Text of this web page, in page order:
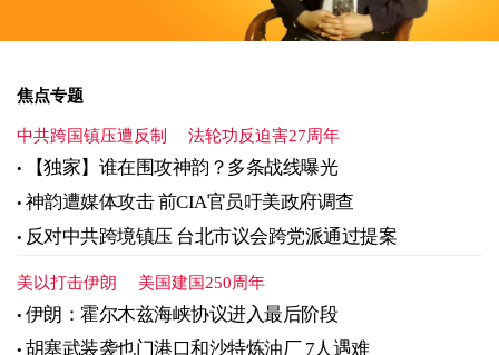
焦点专题
中共跨国镇压遭反制 法轮功反迫害27周年
【独家】谁在围攻神韵？多条战线曝光
神韵遭媒体攻击 前CIA官员吁美政府调查
反对中共跨境镇压 台北市议会跨党派通过提案
美以打击伊朗 美国建国250周年
伊朗：霍尔木兹海峡协议进入最后阶段
胡塞武装袭也门港口和沙特炼油厂 7人遇难